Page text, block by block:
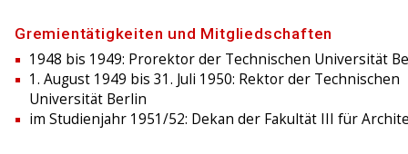
Gremientätigkeiten und Mitgliedschaften
1948 bis 1949: Prorektor der Technischen Universität
1. August 1949 bis 31. Juli 1950: Rektor der Technischen
Universität Berlin
im Studienjahr 1951/52: Dekan der Fakultät III für